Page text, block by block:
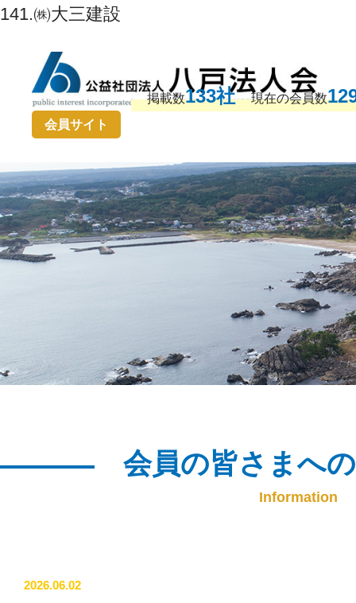
141.㈱大三建設
会員サイト
掲載数133社 現在の会員数
会員の皆さまへ
Information
2026.06.02